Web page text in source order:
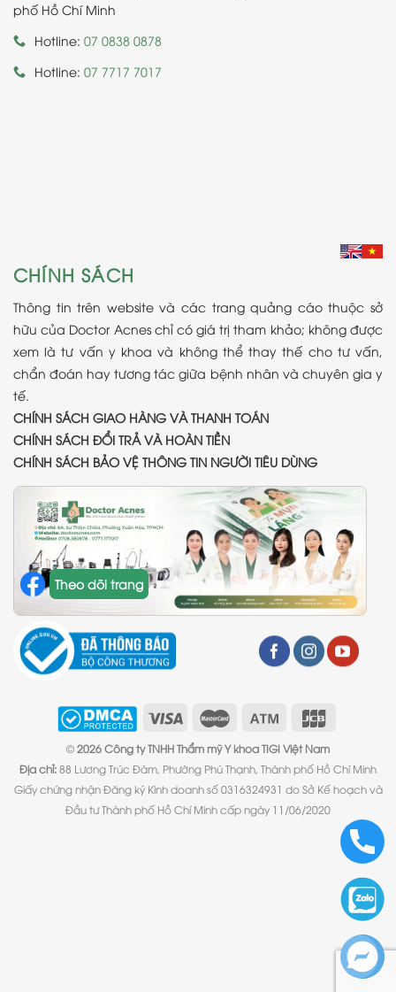
phố Hồ Chí Minh
Hotline: 07 0838 0878
Hotline: 07 7717 7017
CHÍNH SÁCH
Thông tin trên website và các trang quảng cáo thuộc sở
hữu của Doctor Acnes chỉ có giá trị tham khảo; không được
xem là tư vấn y khoa và không thể thay thế cho tư vấn,
chẩn đoán hay tương tác giữa bệnh nhân và chuyên gia y
tế.
CHÍNH SÁCH GIAO HÀNG VÀ THANH TOÁN
CHÍNH SÁCH ĐỔI TRẢ VÀ HOÀN TIỀN
CHÍNH SÁCH BẢO VỆ THÔNG TIN NGƯỜI TIÊU DÙNG
Theo dõi trang
©2026 Công ty TNHH Thẩm mỹ Y khoa TIGI Việt Nam
Địa chỉ:88 Lương Trúc Đàm, Phường Phú Thạnh, Thành phố Hồ Chí Minh
Giấy chứng nhận Đăng ký Kinh doanh số 0316324931 do Sở Kế hoạch và
Đầu tư Thành phố Hồ Chí Minh cấp ngày 11/06/2020